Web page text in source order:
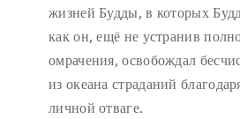
жизней Будды, в которых
как он, ещё не устранив
омрачения, освобождал
из океана страданий
личной отваге.